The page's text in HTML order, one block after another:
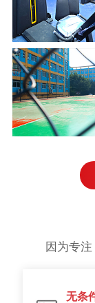
因为专
无条